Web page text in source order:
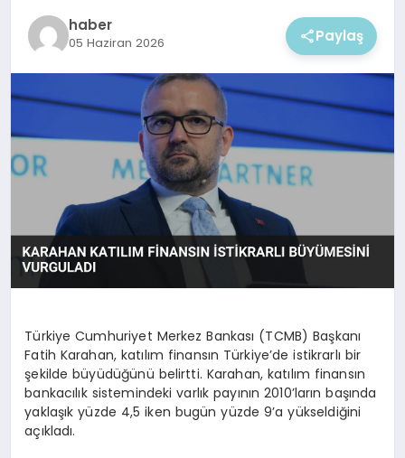
MAGAZINhaber
05 Haziran 2026 Paylaş
Türkiye Cumhuriyet Merkez Bankası (TCMB) Başkanı
Fatih Karahan, katılım finansın Türkiye’de istikrarlı bir
şekilde büyüdüğünü belirtti. Karahan, katılım finansın
bankacılık sistemindeki varlık payının 2010’ların başında
yaklaşık yüzde 4,5 iken bugün yüzde 9’a yükseldiğini
açıkladı.